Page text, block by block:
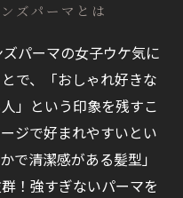
ズパーマとは
パーマの女子ウケ気に
で、「おしゃれ好きな
」という印象を残すこ
ジで好まれやすいとい
で清潔感がある髪型」
！強すぎないパーマを